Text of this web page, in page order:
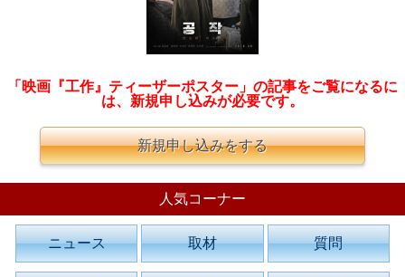
「映画『工作』ティーザーポスター」の記事をご覧になるに
は、新規申し込みが必要です。
新規申し込みをする
人気コーナー
ニュース 取材 質問